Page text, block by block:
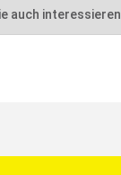
auch interessieren